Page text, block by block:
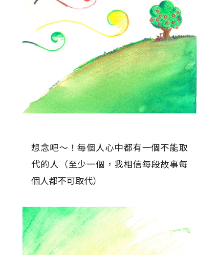
想念吧～！每個人心中都有一個不能取
代的人（至少一個，我相信每段故事每
個人都不可取代）